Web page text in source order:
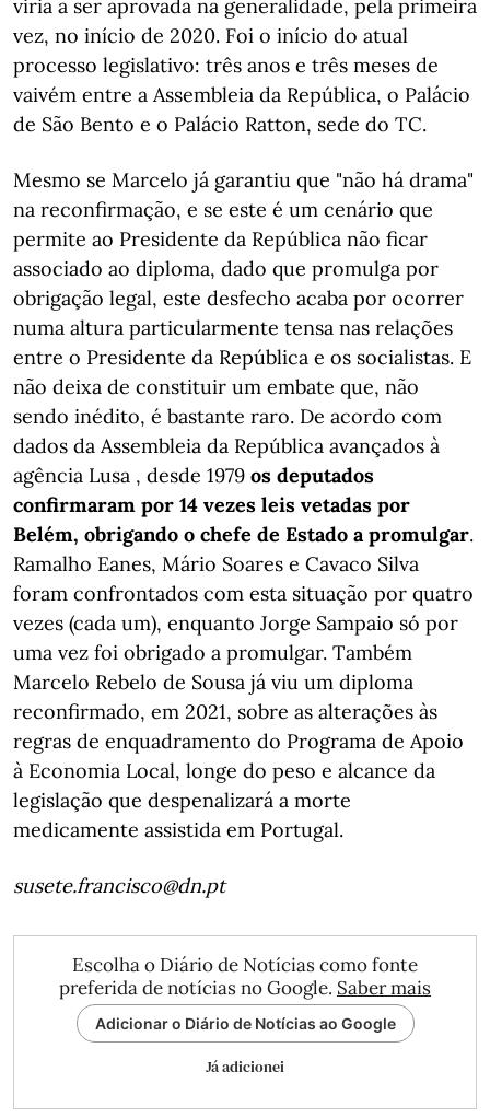
viria a ser aprovada na generalidade, pela primeira
vez, no início de 2020. Foi o início do atual
processo legislativo: três anos e três meses de
vaivém entre a Assembleia da República, o Palácio
de São Bento e o Palácio Ratton, sede do TC.
Mesmo se Marcelo já garantiu que "não há drama"
na reconfirmação, e se este é um cenário que
permite ao Presidente da República não ficar
associado ao diploma, dado que promulga por
obrigação legal, este desfecho acaba por ocorrer
numa altura particularmente tensa nas relações
entre o Presidente da República e os socialistas. E
não deixa de constituir um embate que, não
sendo inédito, é bastante raro. De acordo com
dados da Assembleia da República avançados à
agência Lusa , desde 1979 os deputados
confirmaram por 14 vezes leis vetadas por
Belém, obrigando o chefe de Estado a promulgar.
Ramalho Eanes, Mário Soares e Cavaco Silva
foram confrontados com esta situação por quatro
vezes (cada um), enquanto Jorge Sampaio só por
uma vez foi obrigado a promulgar. Também
Marcelo Rebelo de Sousa já viu um diploma
reconfirmado, em 2021, sobre as alterações às
regras de enquadramento do Programa de Apoio
à Economia Local, longe do peso e alcance da
legislação que despenalizará a morte
medicamente assistida em Portugal.
susete.francisco@dn.pt
Escolha o Diário de Notícias como fonte
preferida de notícias no Google. Saber mais
Adicionar o Diário de Notícias ao Google
Já adicionei